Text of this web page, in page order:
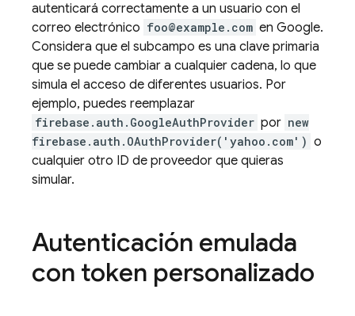
autenticará correctamente a un usuario con el
correo electrónico foo@example.com en Google.
Considera que el subcampo es una clave primaria
que se puede cambiar a cualquier cadena, lo que
simula el acceso de diferentes usuarios. Por
ejemplo, puedes reemplazar
firebase.auth.GoogleAuthProvider por new
firebase.auth.OAuthProvider('yahoo.com') o
cualquier otro ID de proveedor que quieras
simular.
Autenticación emulada
con token personalizado